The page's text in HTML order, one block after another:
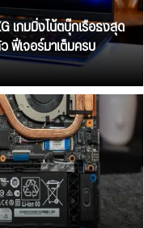
เกมมิ่งโน้ตบุ๊กเรือธงสุด
ฟีเจอร์มาเต็มครบ